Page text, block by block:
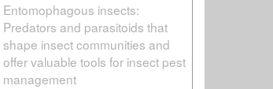
Entomophagous insects:
Predators and parasitoids that
shape insect communities and
offer valuable tools for insect pest
management